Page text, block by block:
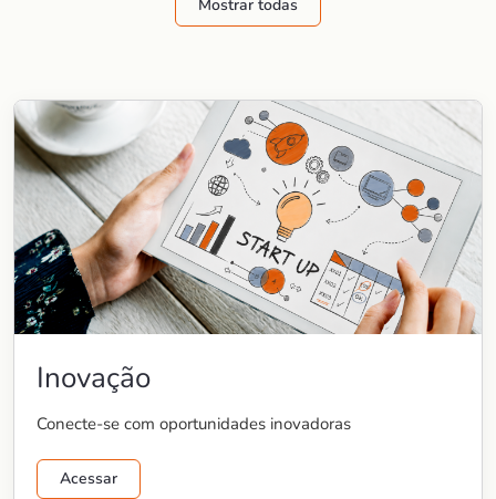
Mostrar todas
Inovação
Conecte-se com oportunidades inovadoras
Acessar